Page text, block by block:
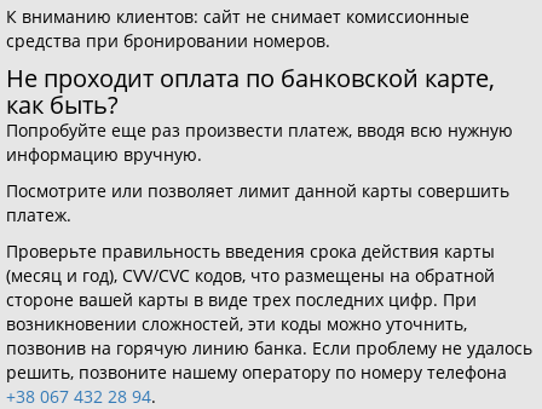
К вниманию клиентов: сайт не снимает комиссионные
средства при бронировании номеров.
Не проходит оплата по банковской карте,
как быть?
Попробуйте еще раз произвести платеж, вводя всю нужную
информацию вручную.
Посмотрите или позволяет лимит данной карты совершить
платеж.
Проверьте правильность введения срока действия карты
(месяц и год), CVV/CVC кодов, что размещены на обратной
стороне вашей карты в виде трех последних цифр. При
возникновении сложностей, эти коды можно уточнить,
позвонив на горячую линию банка. Если проблему не удалось
решить, позвоните нашему оператору по номеру телефона
+38 067 432 28 94.